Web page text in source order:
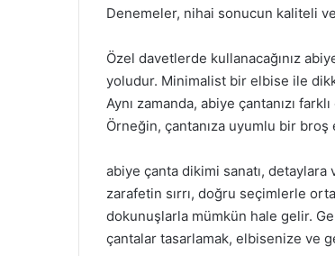
Denemeler, nihai sonucun kaliteli
Özel davetlerde kullanacağınız
yoludur. Minimalist bir elbise ile
Aynı zamanda, abiye çantanızı
Örneğin, çantanıza uyumlu bir
abiye çanta dikimi sanatı,
zarafetin sırrı, doğru seçimlerle
dokunuşlarla mümkün hale gelir.
çantalar tasarlamak, elbisenize ve